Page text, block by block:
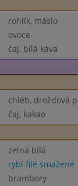
rohlík, máslo
ovoce
čaj, bílá káva
chléb, drožďová
čaj, kakao
zelná bílá
rybí filé smažené
brambory